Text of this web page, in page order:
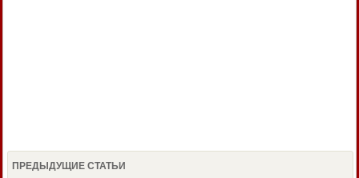
ПРЕДЫДУЩИЕ СТАТЬИ